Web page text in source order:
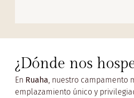
¿Dónde nos
En Ruaha, nuestro campamento
emplazamiento único y